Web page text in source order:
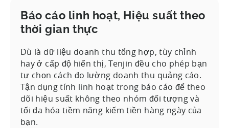
Báo cáo linh hoạt, Hiệu suất theo
thời gian thực
Dù là dữ liệu doanh thu tổng hợp, tùy chỉnh
hay ở cấp độ hiển thị, Tenjin đều cho phép bạn
tự chọn cách đo lường doanh thu quảng cáo.
Tận dụng tính linh hoạt trong báo cáo để theo
dõi hiệu suất không theo nhóm đối tượng và
tối đa hóa tiềm năng kiếm tiền hàng ngày của
bạn.